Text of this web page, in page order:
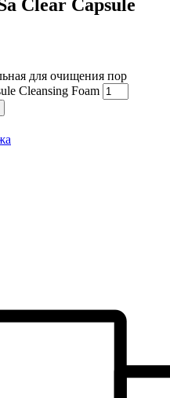
Clear Capsule
для очищения пор
Cleansing Foam